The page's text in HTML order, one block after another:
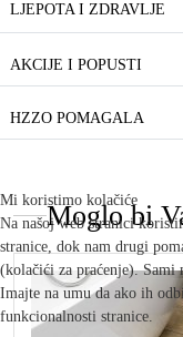
LJEPOTA I ZDRAVLJE
AKCIJE I POPUSTI
HZZO POMAGALA
Moglo bi
Mi koristimo kolačiće
Na našoj web stranici
stranice, dok nam drugi
(kolačići za praćenje).
Imajte na umu da ako ih
funkcionalnosti stranice.